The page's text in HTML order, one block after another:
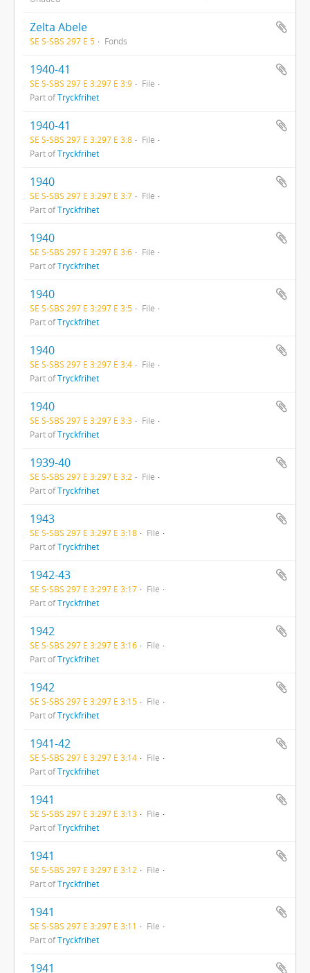
Zelta Abele
SE S-SBS 297 E 5 Fonds
1940-41
SE S-SBS 297 E 3:297 E 3:9
File
Part ofTryckfrihet
1940-41
SE S-SBS 297 E 3:297 E 3:8
File
Part ofTryckfrihet
1940
SE S-SBS 297 E 3:297 E 3:7
File
Part ofTryckfrihet
1940
SE S-SBS 297 E 3:297 E 3:6
File
Part ofTryckfrihet
1940
SE S-SBS 297 E 3:297 E 3:5
File
Part ofTryckfrihet
1940
SE S-SBS 297 E 3:297 E 3:4
File
Part ofTryckfrihet
1940
SE S-SBS 297 E 3:297 E 3:3
File
Part ofTryckfrihet
1939-40
SE S-SBS 297 E 3:297 E 3:2
File
Part ofTryckfrihet
1943
SE S-SBS 297 E 3:297 E 3:18
File
Part ofTryckfrihet
1942-43
SE S-SBS 297 E 3:297 E 3:17
File
Part ofTryckfrihet
1942
SE S-SBS 297 E 3:297 E 3:16
File
Part ofTryckfrihet
1942
SE S-SBS 297 E 3:297 E 3:15
File
Part ofTryckfrihet
1941-42
SE S-SBS 297 E 3:297 E 3:14
File
Part ofTryckfrihet
1941
SE S-SBS 297 E 3:297 E 3:13
File
Part ofTryckfrihet
1941
SE S-SBS 297 E 3:297 E 3:12
File
Part ofTryckfrihet
1941
SE S-SBS 297 E 3:297 E 3:11
File
Part ofTryckfrihet
1941